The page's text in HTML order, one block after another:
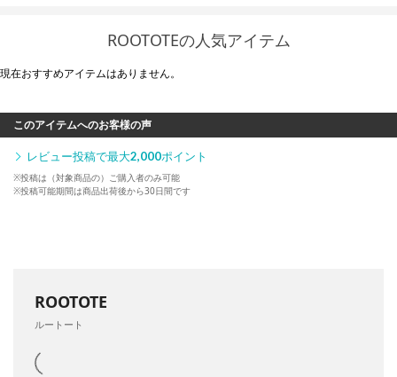
ROOTOTEの人気アイテム
現在おすすめアイテムはありません。
このアイテムへのお客様の声
レビュー投稿で最大2,000ポイント
※投稿は（対象商品の）ご購入者のみ可能
※投稿可能期間は商品出荷後から30日間です
ROOTOTE
ルートート